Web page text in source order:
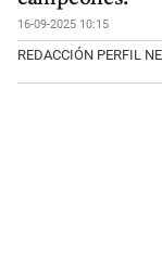
16-09-2025 10:15
REDACCIÓN PERFIL